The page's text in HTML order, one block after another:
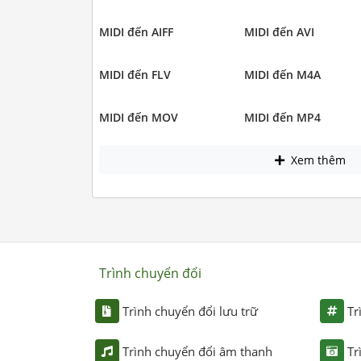
MIDI đến AIFF MIDI đến AVI
MIDI đến FLV MIDI đến M4A
MIDI đến MOV MIDI đến MP4
Xem thêm
Trình chuyển đổi
Trình chuyển đổi lưu trữ
Trình chuyển đổi âm thanh